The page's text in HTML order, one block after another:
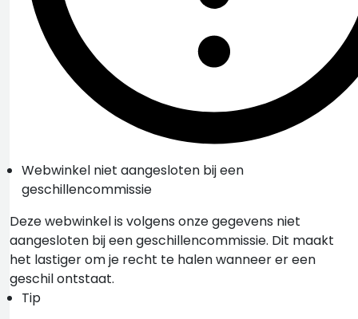
Webwinkel niet aangesloten bij een
geschillencommissie
Deze webwinkel is volgens onze gegevens niet
aangesloten bij een geschillencommissie. Dit maakt
het lastiger om je recht te halen wanneer er een
geschil ontstaat.
Tip